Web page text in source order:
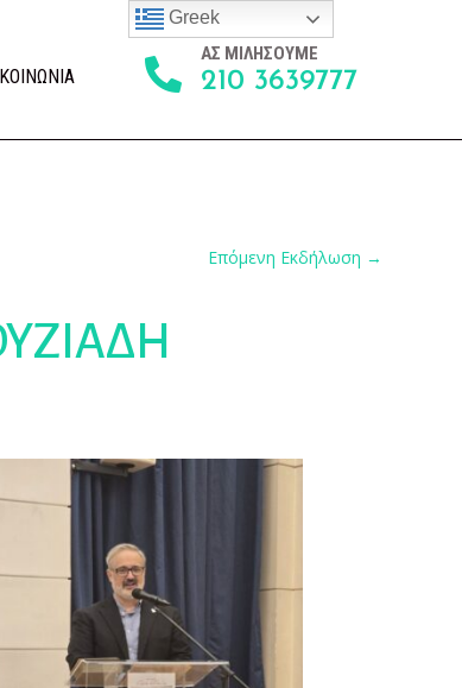

ΑΣ ΜΙΛΗΣΟΥΜΕ
210 3639777
Επόμενη Εκδήλωση →
Greek